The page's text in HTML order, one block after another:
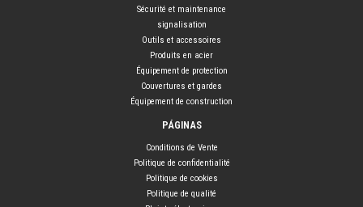
Sécurité et maintenance
signalisation
Outils et accessoires
Produits en acier
Équipement de protection
Couvertures et gardes
Équipement de construction
PÁGINAS
Conditions de Vente
Politique de confidentialité
Politique de cookies
Politique de qualité